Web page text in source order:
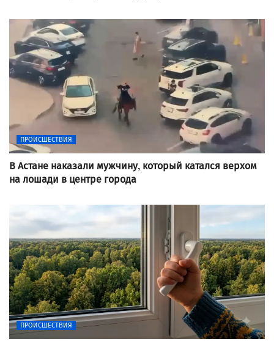
ПРОИСШЕСТВИЯ
В Астане наказали мужчину, который катался верхом
на лошади в центре города
ПРОИСШЕСТВИЯ